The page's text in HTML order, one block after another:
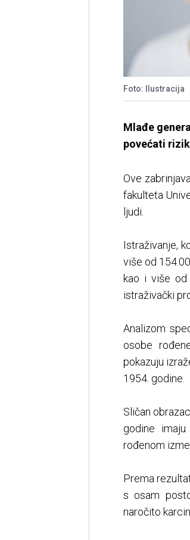
Foto: Ilustracija
Mlađe
povećati
Ove
fakulteta
ljudi.
Istraživanje,
više od
kao i više od
istraživački
Analizom
osobe
pokazuju
1954. godine.
Sličan
godine
rođenom
Prema
s osam
naročito